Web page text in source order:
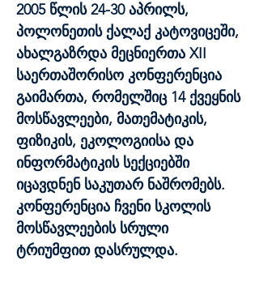
2005 წლის 24-30 აპრილს,
პოლონეთის ქალაქ კატოვიცეში,
ახალგაზრდა მეცნიერთა XII
საერთაშორისო კონფერენცია
გაიმართა, რომელშიც 14 ქვეყნის
მოსწავლეები, მათემატიკის,
ფიზიკის, ეკოლოგიისა და
ინფორმატიკის სექციებში
იცავდნენ საკუთარ ნაშრომებს.
კონფერენცია ჩვენი სკოლის
მოსწავლეების სრული
ტრიუმფით დასრულდა.